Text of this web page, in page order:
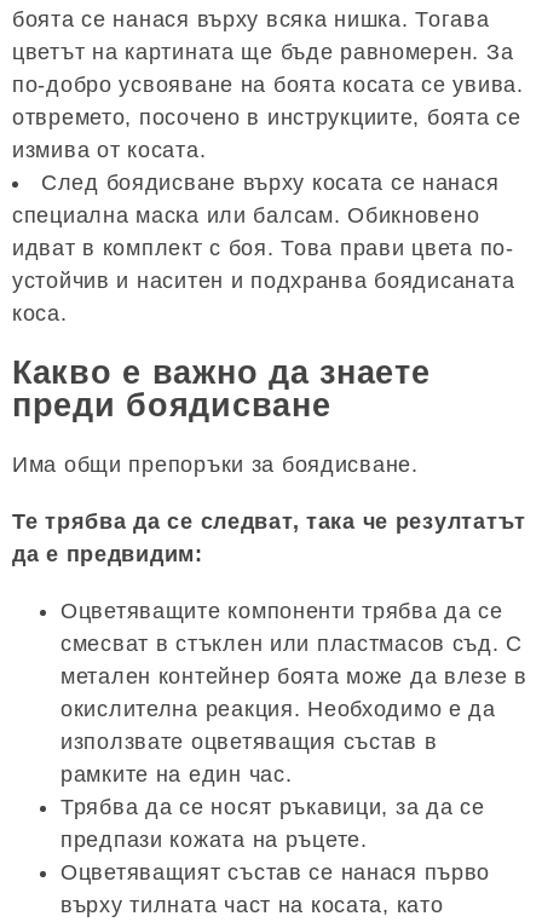
боята се нанася върху всяка нишка. Тогава
цветът на картината ще бъде равномерен. За
по-добро усвояване на боята косата се увива.
отвремето, посочено в инструкциите, боята се
измива от косата.
След боядисване върху косата се нанася
специална маска или балсам. Обикновено
идват в комплект с боя. Това прави цвета по-
устойчив и наситен и подхранва боядисаната
коса.
Какво е важно да знаете
преди боядисване
Има общи препоръки за боядисване.
Те трябва да се следват, така че резултатът
да е предвидим:
Оцветяващите компоненти трябва да се
смесват в стъклен или пластмасов съд. С
метален контейнер боята може да влезе в
окислителна реакция. Необходимо е да
използвате оцветяващия състав в
рамките на един час.
Трябва да се носят ръкавици, за да се
предпази кожата на ръцете.
Оцветяващият състав се нанася първо
върху тилната част на косата, като